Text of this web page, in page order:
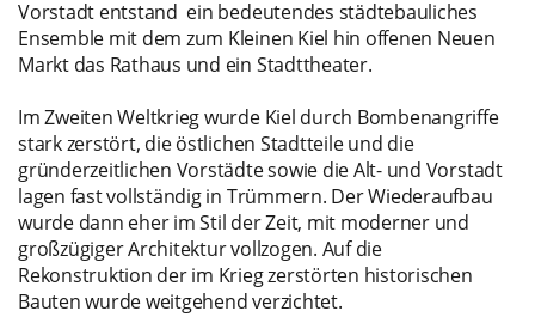
Vorstadt entstand ein bedeutendes städtebauliches
Ensemble mit dem zum Kleinen Kiel hin offenen Neuen
Markt das Rathaus und ein Stadttheater.
Im Zweiten Weltkrieg wurde Kiel durch Bombenangriffe
stark zerstört, die östlichen Stadtteile und die
gründerzeitlichen Vorstädte sowie die Alt- und Vorstadt
lagen fast vollständig in Trümmern. Der Wiederaufbau
wurde dann eher im Stil der Zeit, mit moderner und
großzügiger Architektur vollzogen. Auf die
Rekonstruktion der im Krieg zerstörten historischen
Bauten wurde weitgehend verzichtet.